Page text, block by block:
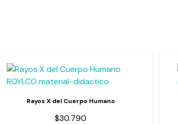
Rayos X del Cuerpo Humano
$30.790